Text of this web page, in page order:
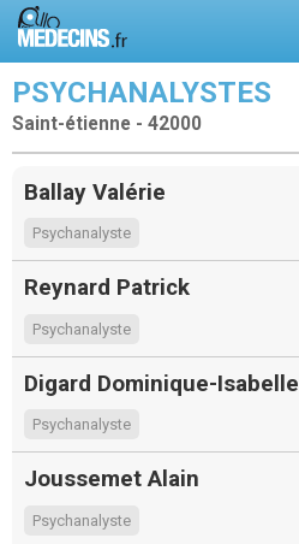
PSYCHANALYSTES
Saint-étienne - 42000
Ballay Valérie
Psychanalyste
Reynard Patrick
Psychanalyste
Digard Dominique-Isabelle
Psychanalyste
Joussemet Alain
Psychanalyste